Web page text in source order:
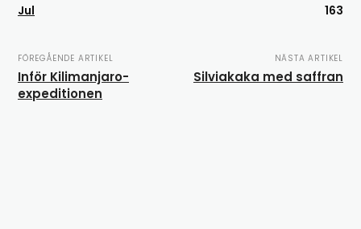
Jul
163
FÖREGÅENDE ARTIKEL
Inför Kilimanjaro-
expeditionen
NÄSTA ARTIKEL
Silviakaka med saffran